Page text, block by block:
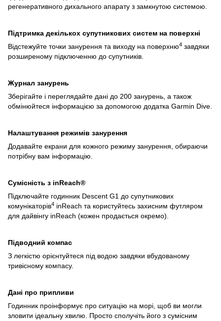
регенеративного дихального апарату з замкнутою системою.
Підтримка декількох супутникових систем на поверхні
Відстежуйте точки занурення та виходу на поверхню4 завдяки
розширеному підключенню до супутників.
Журнал занурень
Зберігайте і переглядайте дані до 200 занурень, а також
обмінюйтеся інформацією за допомогою додатка Garmin Dive.
Налаштування режимів занурення
Додавайте екрани для кожного режиму занурення, обираючи
потрібну вам інформацію.
Сумісність з inReach®
Підключайте годинник Descent G1 до супутникових
комунікаторів4 inReach та користуйтесь захисним футляром
для дайвінгу inReach (кожен продається окремо).
Підводний компас
З легкістю орієнтуйтеся під водою завдяки вбудованому
тривісному компасу.
Дані про припливи
Годинник проінформує про ситуацію на морі, щоб ви могли
зловити ідеальну хвилю. Просто сполучіть його з сумісним